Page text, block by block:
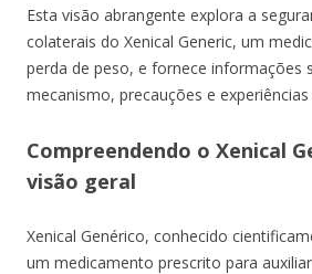
Esta visão abrangente explora a
colaterais do Xenical Generic, um
perda de peso, e fornece informações
mecanismo, precauções e
Compreendendo o Xenical
visão geral
Xenical Genérico, conhecido
um medicamento prescrito para